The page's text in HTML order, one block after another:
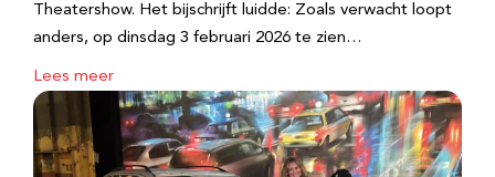
Theatershow. Het bijschrijft luidde: Zoals verwacht loopt
anders, op dinsdag 3 februari 2026 te zien…
Lees meer